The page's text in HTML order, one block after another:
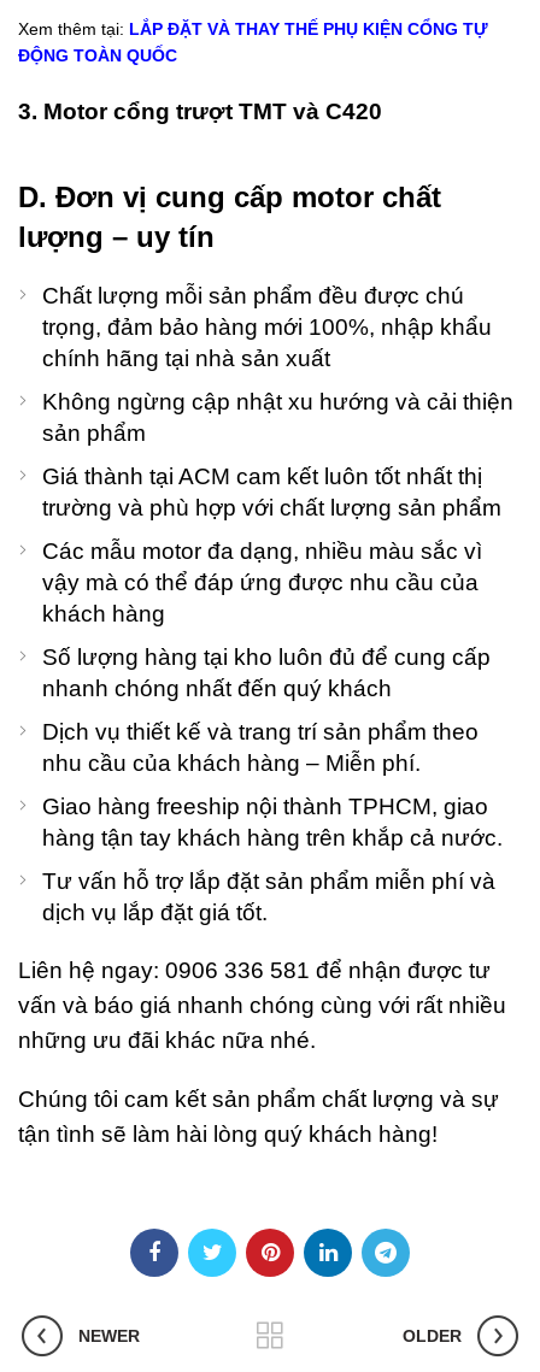
Xem thêm tại: LẮP ĐẶT VÀ THAY THẾ PHỤ KIỆN CỔNG TỰ
ĐỘNG TOÀN QUỐC
3. Motor cổng trượt TMT và C420
D. Đơn vị cung cấp motor chất
lượng – uy tín
Chất lượng mỗi sản phẩm đều được chú
trọng, đảm bảo hàng mới 100%, nhập khẩu
chính hãng tại nhà sản xuất
Không ngừng cập nhật xu hướng và cải thiện
sản phẩm
Giá thành tại ACM cam kết luôn tốt nhất thị
trường và phù hợp với chất lượng sản phẩm
Các mẫu motor đa dạng, nhiều màu sắc vì
vậy mà có thể đáp ứng được nhu cầu của
khách hàng
Số lượng hàng tại kho luôn đủ để cung cấp
nhanh chóng nhất đến quý khách
Dịch vụ thiết kế và trang trí sản phẩm theo
nhu cầu của khách hàng – Miễn phí.
Giao hàng freeship nội thành TPHCM, giao
hàng tận tay khách hàng trên khắp cả nước.
Tư vấn hỗ trợ lắp đặt sản phẩm miễn phí và
dịch vụ lắp đặt giá tốt.
Liên hệ ngay: 0906 336 581 để nhận được tư
vấn và báo giá nhanh chóng cùng với rất nhiều
những ưu đãi khác nữa nhé.
Chúng tôi cam kết sản phẩm chất lượng và sự
tận tình sẽ làm hài lòng quý khách hàng!
NEWER OLDER